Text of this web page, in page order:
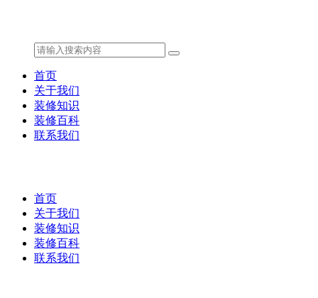
首页
关于我们
装修知识
装修百科
联系我们
首页
关于我们
装修知识
装修百科
联系我们